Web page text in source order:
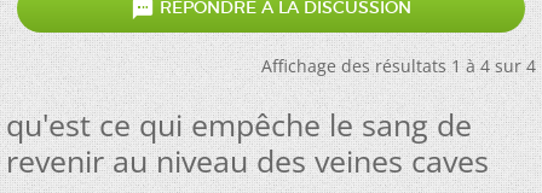
 RÉPONDRE À LA DISCUSSION
Affichage des résultats 1 à 4 sur 4
qu'est ce qui empêche le sang de
revenir au niveau des veines caves